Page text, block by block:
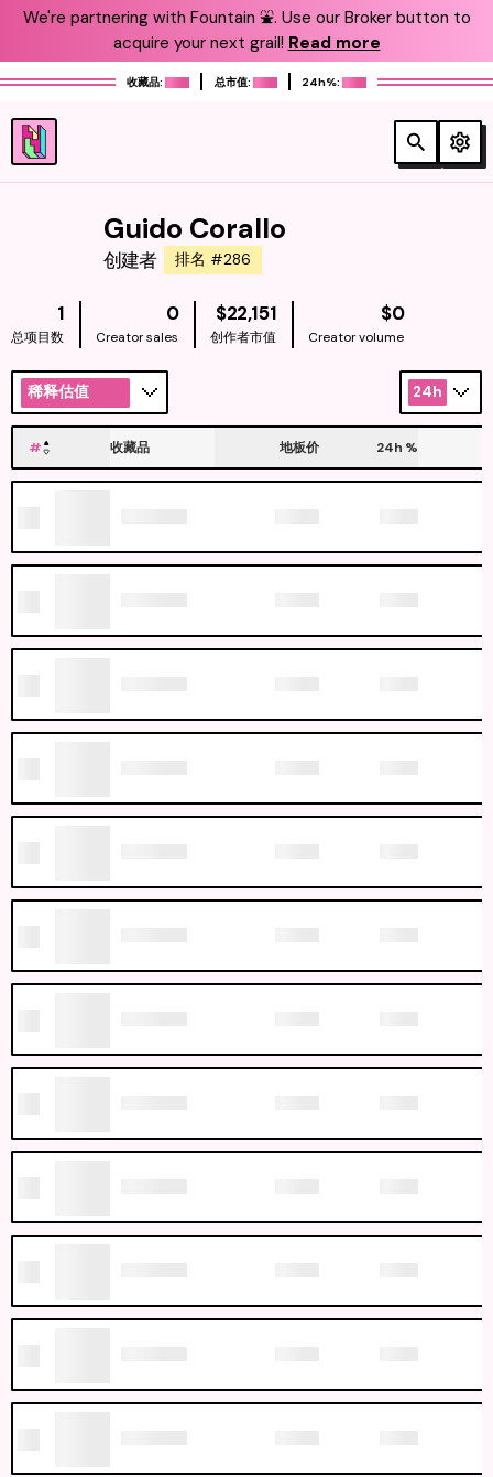
We're partnering with Fountain ⛲️. Use our Broker button to
acquire your next grail! Read more
收藏品: 总市值: 24h%:
Guido Corallo
创建者 排名 #286
1
总项目数
0
Creator sales
$22,151NATIVE
创作者市值
$0NATIVE
Creator volume
稀释估值 24h
# 收藏品 地板价 24h %